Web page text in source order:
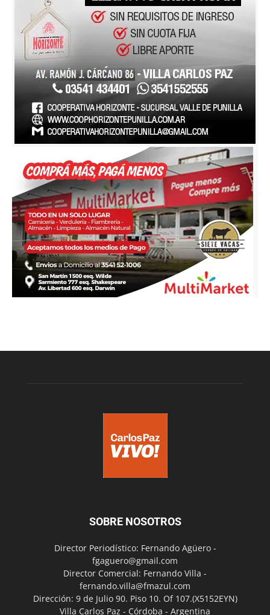
SOBRE NOSOTROS
Director Periodístico: Fernando Agüero -
fgaguero@gmail.com
Director Comercial: Fernando Villa -
fernando.villa@fmazul.com
Dirección: 9 de Julio 90. Piso 10. Of 107.(X5152EYN)
Villa Carlos Paz - Córdoba - Argentina